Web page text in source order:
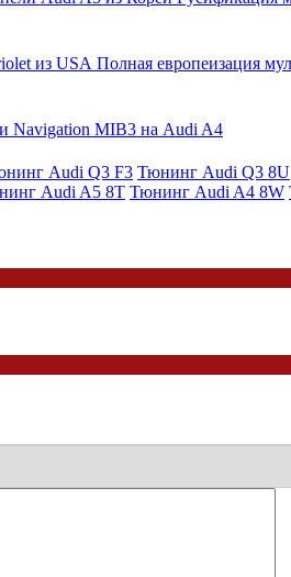
Полная европеизация
Navigation MIB3 на Audi A4
Audi Q3 F3 Тюнинг Audi Q3 8U
Audi A5 8T Тюнинг Audi A4 8W